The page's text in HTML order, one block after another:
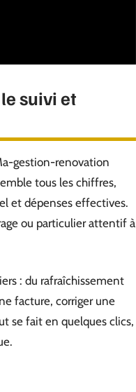
suivi et
gestion-renovation
tous les chiffres,
et dépenses effectives.
ou particulier attentif à
: du rafraîchissement
facture, corriger une
se fait en quelques clics,